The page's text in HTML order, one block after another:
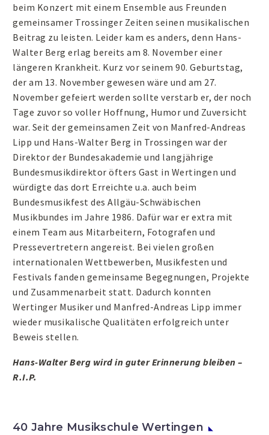
beim Konzert mit einem Ensemble aus Freunden
gemeinsamer Trossinger Zeiten seinen musikalischen
Beitrag zu leisten. Leider kam es anders, denn Hans-
Walter Berg erlag bereits am 8. November einer
längeren Krankheit. Kurz vor seinem 90. Geburtstag,
der am 13. November gewesen wäre und am 27.
November gefeiert werden sollte verstarb er, der noch
Tage zuvor so voller Hoffnung, Humor und Zuversicht
war. Seit der gemeinsamen Zeit von Manfred-Andreas
Lipp und Hans-Walter Berg in Trossingen war der
Direktor der Bundesakademie und langjährige
Bundesmusikdirektor öfters Gast in Wertingen und
würdigte das dort Erreichte u.a. auch beim
Bundesmusikfest des Allgäu-Schwäbischen
Musikbundes im Jahre 1986. Dafür war er extra mit
einem Team aus Mitarbeitern, Fotografen und
Pressevertretern angereist. Bei vielen großen
internationalen Wettbewerben, Musikfesten und
Festivals fanden gemeinsame Begegnungen, Projekte
und Zusammenarbeit statt. Dadurch konnten
Wertinger Musiker und Manfred-Andreas Lipp immer
wieder musikalische Qualitäten erfolgreich unter
Beweis stellen.
Hans-Walter Berg wird in guter Erinnerung bleiben –
R.I.P.
40 Jahre Musikschule Wertingen